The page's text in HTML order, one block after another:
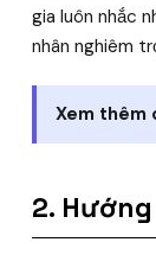
gia luôn nhắc
nhân nghiêm
Xem thêm
2.